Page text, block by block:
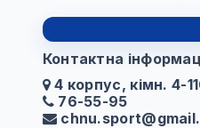
Контактна
4 корпус, кімн. 4-
76-55-95